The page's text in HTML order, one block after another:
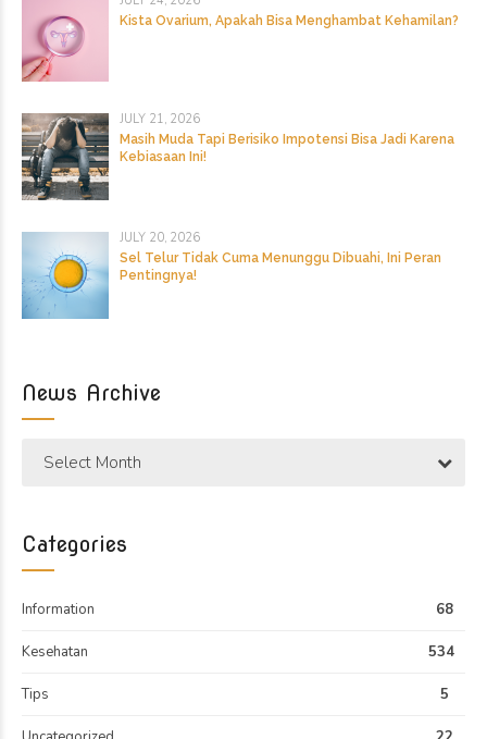
Kista Ovarium, Apakah Bisa Menghambat Kehamilan?
JULY 21, 2026
Masih Muda Tapi Berisiko Impotensi Bisa Jadi Karena
Kebiasaan Ini!
JULY 20, 2026
Sel Telur Tidak Cuma Menunggu Dibuahi, Ini Peran
Pentingnya!
News Archive
Select Month
Categories
Information 68
Kesehatan 534
Tips 5